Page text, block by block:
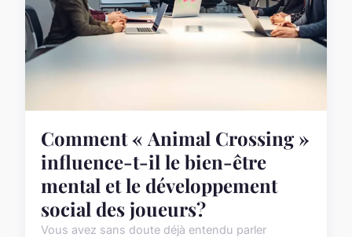
Comment « Animal Crossing »
influence-t-il le bien-être
mental et le développement
social des joueurs?
Vous avez sans doute déjà entendu parler